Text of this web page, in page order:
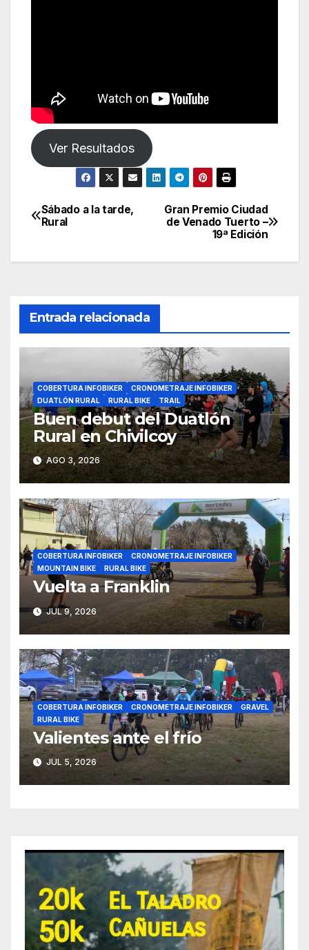
Ver Resultados
Navegación
Gran Premio Ciudad
de Venado Tuerto –
19ª Edición
Sábado a la tarde,
Rural
Entrada relacionada
COBERTURA INFOBIKER
CRONOMETRAJE INFOBIKER
DUATLÓN RURAL
RURAL BIKE TRAIL
Buen debut del Duatlón
Rural en Chivilcoy
AGO 3, 2026
COBERTURA INFOBIKER
CRONOMETRAJE INFOBIKER
MOUNTAIN BIKE
RURAL BIKE
Vuelta a Franklin
JUL 9, 2026
COBERTURA INFOBIKER CRONOMETRAJE INFOBIKER
GRAVEL
RURAL BIKE
Valientes ante el frío
JUL 5, 2026